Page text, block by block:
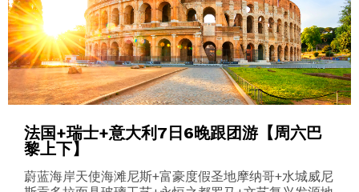
法国+瑞士+意大利7日6晚跟团游【周六巴
黎上下】
蔚蓝海岸天使海滩尼斯+富豪度假圣地摩纳哥+水城威尼